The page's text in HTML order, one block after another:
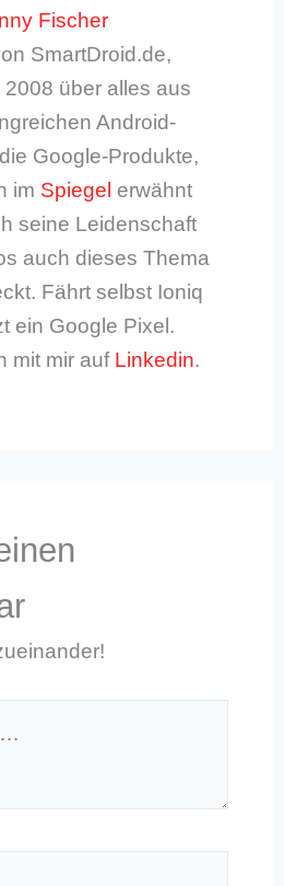
Fischer
SmartDroid.de,
über alles aus
Android-
Google-Produkte,
im Spiegel erwähnt
seine Leidenschaft
auch dieses Thema
Fährt selbst Ioniq
ein Google Pixel.
mit mir auf Linkedin.